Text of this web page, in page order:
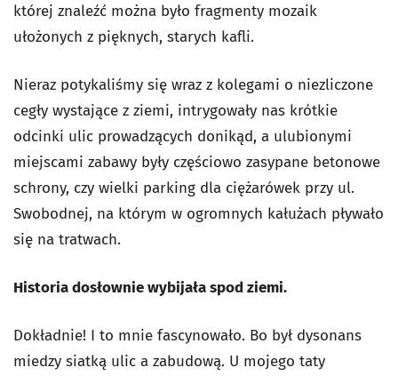
której znaleźć można było fragmenty mozaik
ułożonych z pięknych, starych kafli.
Nieraz potykaliśmy się wraz z kolegami o niezliczone
cegły wystające z ziemi, intrygowały nas krótkie
odcinki ulic prowadzących donikąd, a ulubionymi
miejscami zabawy były częściowo zasypane betonowe
schrony, czy wielki parking dla ciężarówek przy ul.
Swobodnej, na którym w ogromnych kałużach pływało
się na tratwach.
Historia dosłownie wybijała spod ziemi.
Dokładnie! I to mnie fascynowało. Bo był dysonans
miedzy siatką ulic a zabudową. U mojego taty